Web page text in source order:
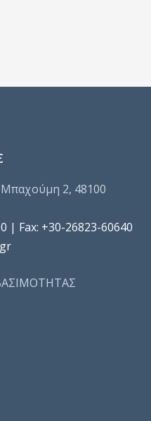
Μπαχούμη 2, 48100
| Fax: +30-26823-60640